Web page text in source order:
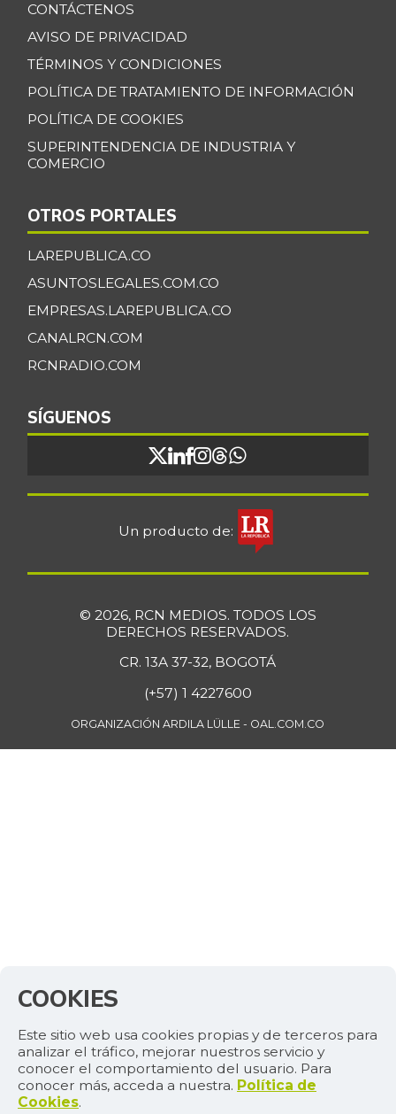
CONTÁCTENOS
AVISO DE PRIVACIDAD
TÉRMINOS Y CONDICIONES
POLÍTICA DE TRATAMIENTO DE INFORMACIÓN
POLÍTICA DE COOKIES
SUPERINTENDENCIA DE INDUSTRIA Y
COMERCIO
OTROS PORTALES
LAREPUBLICA.CO
ASUNTOSLEGALES.COM.CO
EMPRESAS.LAREPUBLICA.CO
CANALRCN.COM
RCNRADIO.COM
SÍGUENOS
Un producto de:
© 2026, RCN MEDIOS. TODOS LOS
DERECHOS RESERVADOS.
CR. 13A 37-32, BOGOTÁ
(+57) 1 4227600
ORGANIZACIÓN ARDILA LÜLLE - OAL.COM.CO
COOKIES
Este sitio web usa cookies propias y de terceros para
analizar el tráfico, mejorar nuestros servicio y
conocer el comportamiento del usuario. Para
conocer más, acceda a nuestra. Política de
Cookies.